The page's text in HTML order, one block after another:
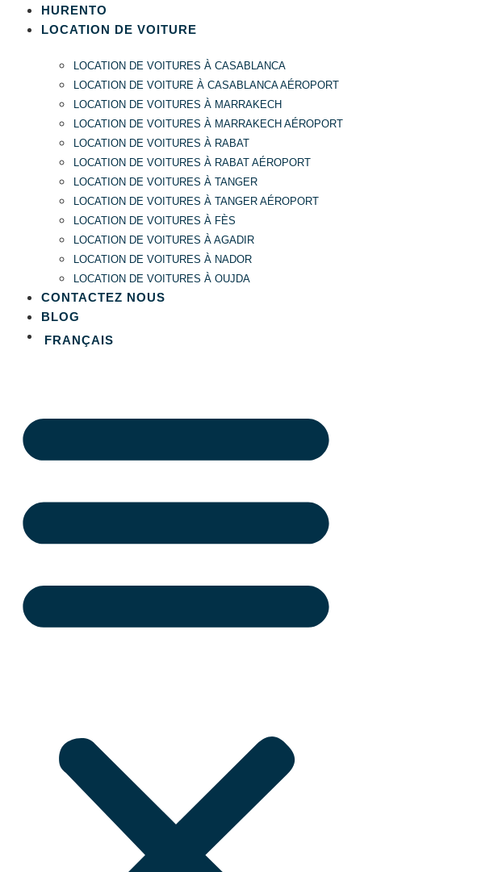
HURENTO
LOCATION DE VOITURE
LOCATION DE VOITURES À CASABLANCA
LOCATION DE VOITURE À CASABLANCA AÉROPORT
LOCATION DE VOITURES À MARRAKECH
LOCATION DE VOITURES À MARRAKECH AÉROPORT
LOCATION DE VOITURES À RABAT
LOCATION DE VOITURES À RABAT AÉROPORT
LOCATION DE VOITURES À TANGER
LOCATION DE VOITURES À TANGER AÉROPORT
LOCATION DE VOITURES À FÈS
LOCATION DE VOITURES À AGADIR
LOCATION DE VOITURES À NADOR
LOCATION DE VOITURES À OUJDA
CONTACTEZ NOUS
BLOG
FRANÇAIS